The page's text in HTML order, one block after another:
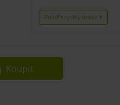
Položit rychlý dotaz
Koupit